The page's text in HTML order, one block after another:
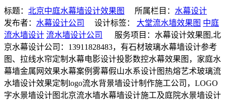
标题： 北京中庭水幕墙设计效果图 所属栏目： 水幕设计
发布者： 水幕设计公司 设计标签： 大堂流水墙效果图 中庭
流水墙设计 流水墙设计公司
服务项目：水幕设计效果图,北
京水幕设计公司：13911828483，有石材玻璃水幕墙设计参考
图、拉线水帘定制水幕电影设计投影数控水幕效果图，家庭水
幕墙金属网效果水幕案例雾幕假山水系设计图热熔艺术玻璃流
水墙设计效果定制logo流水背景墙设计制作施工公司，LOGO
字水景墙设计图北京流水墙水幕墙设计施工及庭院水景墙设计